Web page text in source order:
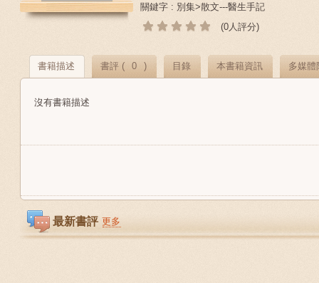
關鍵字 : 別集>散文---醫生手記
(0人評分)
書籍描述 書評 ( 0 ) 目錄 本書籍資訊 多媒體
沒有書籍描述
最新書評 更多